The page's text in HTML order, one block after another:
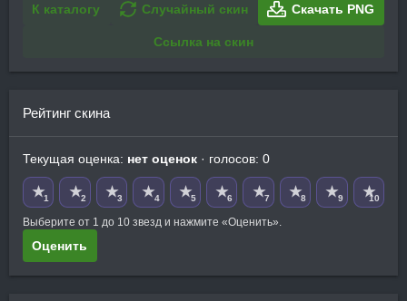
К каталогу Случайный скин Скачать PNG
Ссылка на скин
Рейтинг скина
Текущая оценка: нет оценок · голосов: 0
★1 ★2 ★3 ★4 ★5 ★6 ★7 ★8 ★9 ★10
Выберите от 1 до 10 звезд и нажмите «Оценить».
Оценить